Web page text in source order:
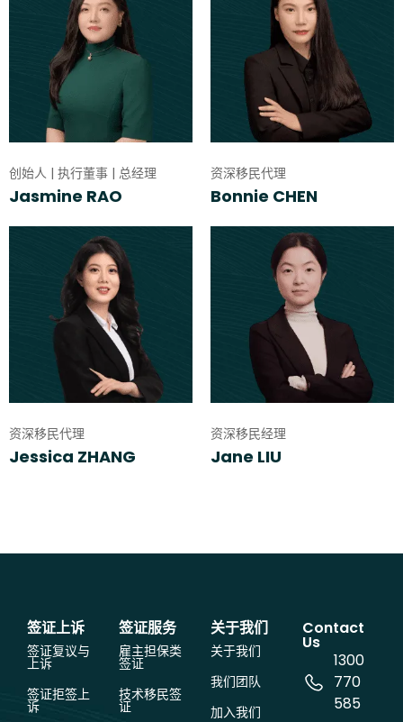
创始人 | 执行董事 | 总经理
Jasmine RAO
资深移民代理
Bonnie CHEN
资深移民代理
Jessica ZHANG
资深移民经理
Jane LIU
签证上诉
签证复议与
上诉
签证拒签上
诉
签证服务
雇主担保类
签证
技术移民签
证
关于我们
关于我们
我们团队
加入我们
Contact
Us
1300
770
585